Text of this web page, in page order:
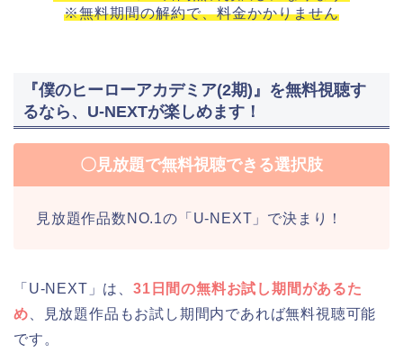
※無料期間の解約で、料金かかりません
『僕のヒーローアカデミア(2期)』を無料視聴す
るなら、U-NEXTが楽しめます！
〇見放題で無料視聴できる選択肢
見放題作品数NO.1の「U-NEXT」で決まり！
「U-NEXT」は、 31日間の無料お試し期間があるた
め 、見放題作品もお試し期間内であれば無料視聴可能
です。